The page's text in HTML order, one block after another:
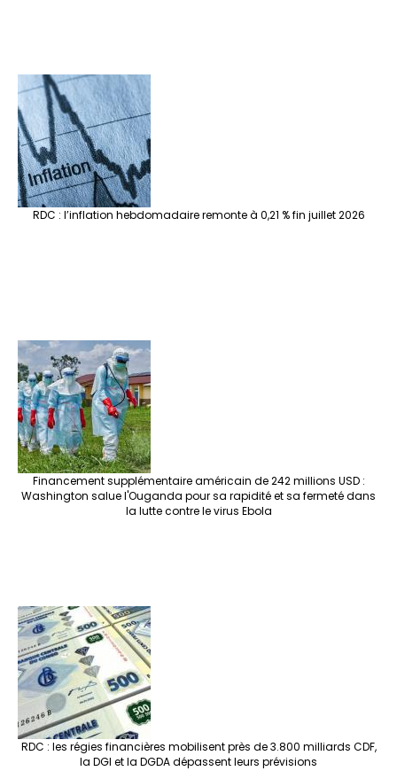
RDC : l’inflation hebdomadaire remonte à 0,21 % fin juillet 2026
Financement supplémentaire américain de 242 millions USD :
Washington salue l'Ouganda pour sa rapidité et sa fermeté dans
la lutte contre le virus Ebola
RDC : les régies financières mobilisent près de 3.800 milliards CDF,
la DGI et la DGDA dépassent leurs prévisions